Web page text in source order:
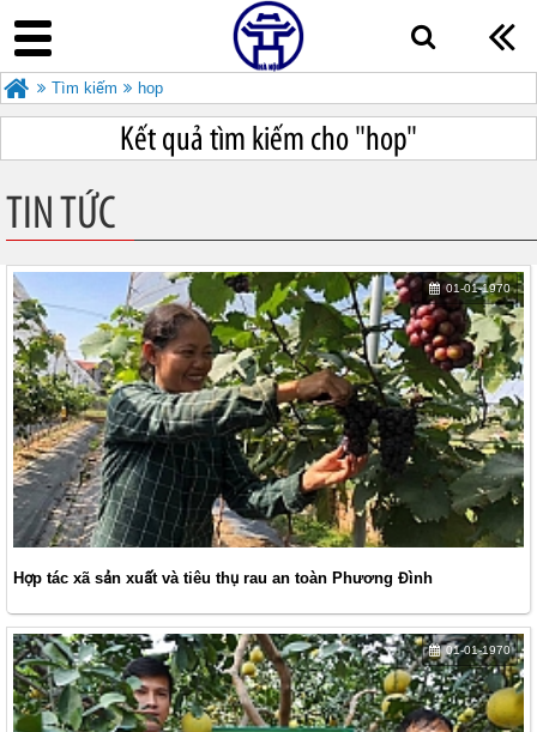
Tìm kiếm hop
Kết quả tìm kiếm cho "hop"
TIN TỨC
01-01-1970
Hợp tác xã sản xuất và tiêu thụ rau an toàn Phương Đình
01-01-1970